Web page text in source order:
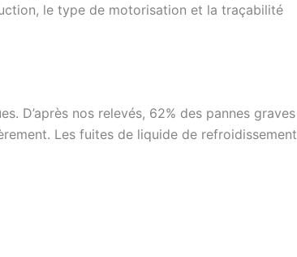
le type de motorisation et la traçabilité
D’après nos relevés, 62% des pannes graves
Les fuites de liquide de refroidissement